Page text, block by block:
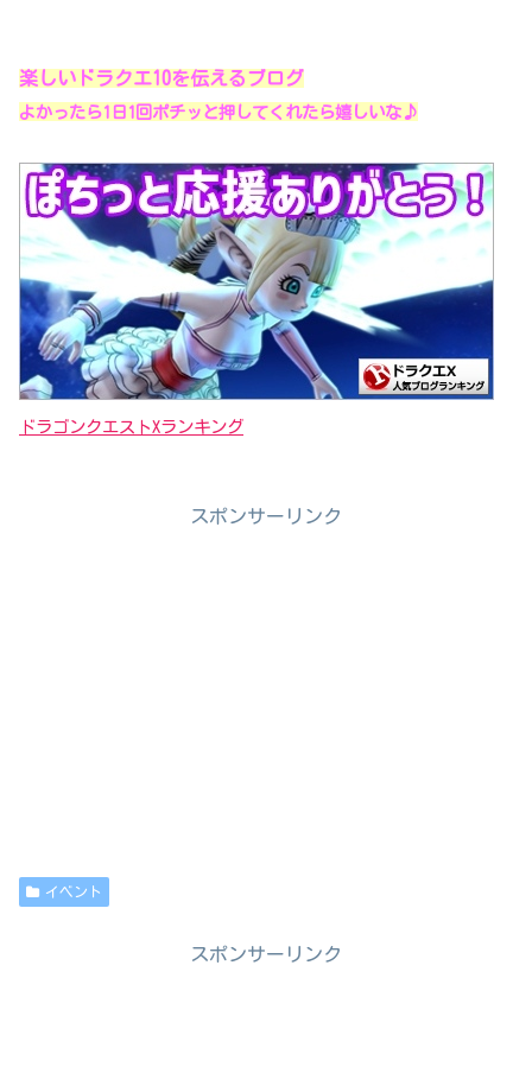
楽しいドラクエ10を伝えるブログ
よかったら1日1回ポチッと押してくれたら嬉しいな♪
ドラゴンクエストXランキング
スポンサーリンク
イベント
スポンサーリンク